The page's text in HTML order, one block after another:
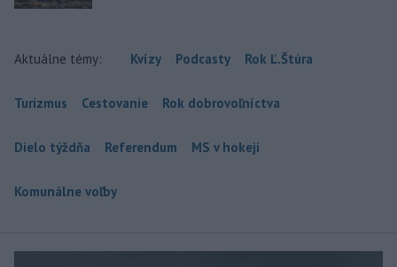
Aktuálne témy: Kvízy Podcasty Rok Ľ.Štúra
Turizmus Cestovanie Rok dobrovoľníctva
Dielo týždňa Referendum MS v hokeji
Komunálne voľby